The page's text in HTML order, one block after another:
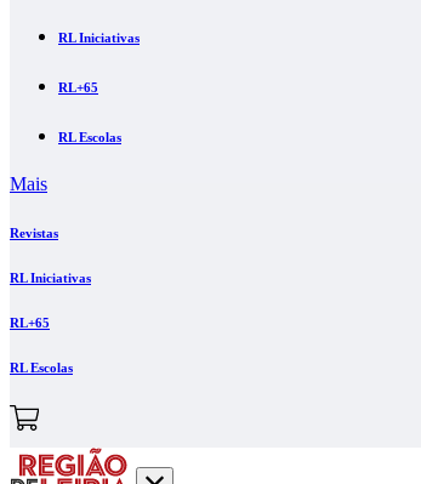
RL Iniciativas
RL+65
RL Escolas
Mais
Revistas
RL Iniciativas
RL+65
RL Escolas